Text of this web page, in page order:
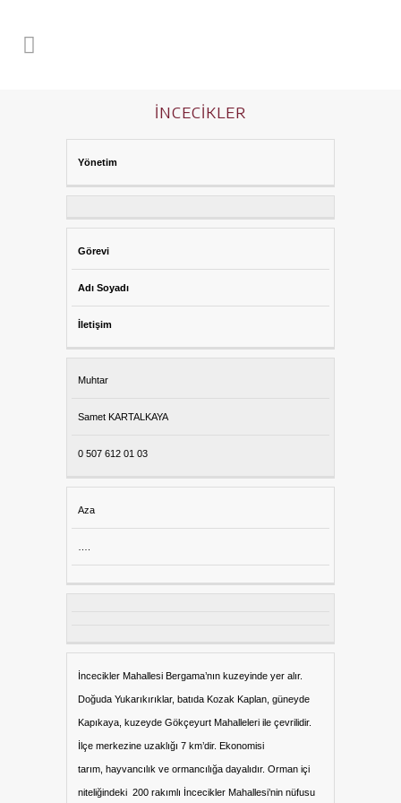
İNCECIKLER
Yönetim
Görevi
Adı Soyadı
İletişim
Muhtar
Samet KARTALKAYA
0 507 612 01 03
Aza
İncecikler Mahallesi Bergama’nın kuzeyinde yer alır.
Doğuda Yukarıkırıklar, batıda Kozak Kaplan, güneyde
Kapıkaya, kuzeyde Gökçeyurt Mahalleleri ile çevrilidir.
İlçe merkezine uzaklığı 7 km’dir. Ekonomisi
tarım, hayvancılık ve ormancılığa dayalıdır. Orman içi
niteliğindeki 200 rakımlı İncecikler Mahallesi’nin nüfusu